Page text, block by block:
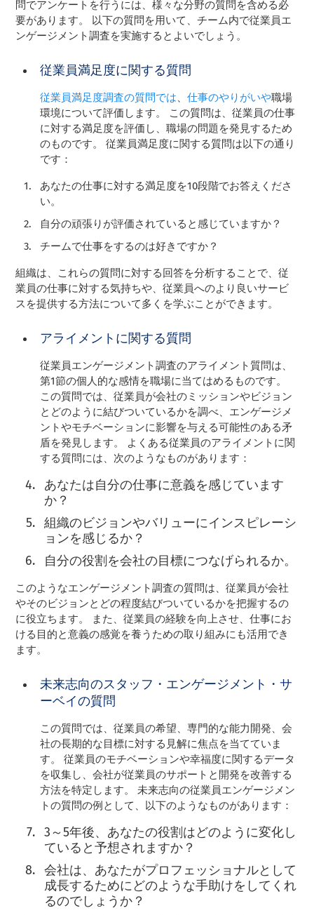
問でアンケートを行うには、様々な分野の質問を含める必
要があります。 以下の質問を用いて、チーム内で従業員エ
ンゲージメント調査を実施するとよいでしょう。
従業員満足度に関する質問
従業員満足度調査の質問では、仕事のやりがいや職場
環境について評価します。 この質問は、従業員の仕事
に対する満足度を評価し、職場の問題を発見するため
のものです。 従業員満足度に関する質問は以下の通り
です：
あなたの仕事に対する満足度を10段階でお答えくださ
い。
自分の頑張りが評価されていると感じていますか？
チームで仕事をするのは好きですか？
組織は、これらの質問に対する回答を分析することで、従
業員の仕事に対する気持ちや、従業員へのより良いサービ
スを提供する方法について多くを学ぶことができます。
アライメントに関する質問
従業員エンゲージメント調査のアライメント質問は、
第1節の個人的な感情を職場に当てはめるものです。
この質問では、従業員が会社のミッションやビジョン
とどのように結びついているかを調べ、エンゲージメ
ントやモチベーションに影響を与える可能性のある矛
盾を発見します。 よくある従業員のアライメントに関
する質問には、次のようなものがあります：
あなたは自分の仕事に意義を感じています
か？
組織のビジョンやバリューにインスピレーシ
ョンを感じるか？
自分の役割を会社の目標につなげられるか。
このようなエンゲージメント調査の質問は、従業員が会社
やそのビジョンとどの程度結びついているかを把握するの
に役立ちます。 また、従業員の経験を向上させ、仕事にお
ける目的と意義の感覚を養うための取り組みにも活用でき
ます。
未来志向のスタッフ・エンゲージメント・サ
ーベイの質問
この質問では、従業員の希望、専門的な能力開発、会
社の長期的な目標に対する見解に焦点を当てていま
す。 従業員のモチベーションや幸福度に関するデータ
を収集し、会社が従業員のサポートと開発を改善する
方法を特定します。 未来志向の従業員エンゲージメン
トの質問の例として、以下のようなものがあります：
3～5年後、あなたの役割はどのように変化し
ていると予想されますか？
会社は、あなたがプロフェッショナルとして
成長するためにどのような手助けをしてくれ
るのでしょうか？